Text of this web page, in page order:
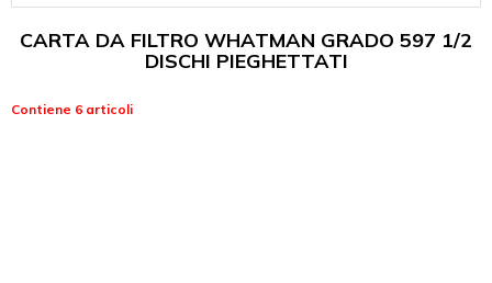
CARTA DA FILTRO WHATMAN GRADO 597 1/2
DISCHI PIEGHETTATI
Contiene 6 articoli